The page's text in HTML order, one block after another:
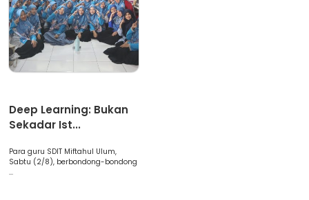
Deep Learning: Bukan
Sekadar Ist...
Para guru SDIT Miftahul Ulum,
Sabtu (2/8), berbondong-bondong
...